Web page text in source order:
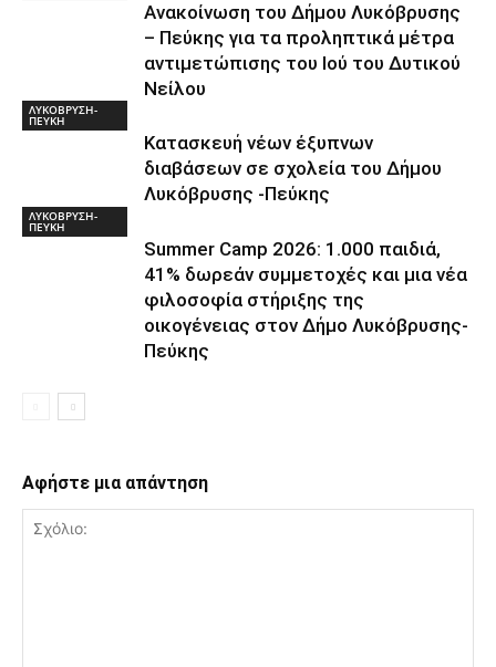
Ανακοίνωση του Δήμου Λυκόβρυσης
– Πεύκης για τα προληπτικά μέτρα
αντιμετώπισης του Ιού του Δυτικού
Νείλου
ΛΥΚΟΒΡΥΣΗ-
ΠΕΥΚΗ
Κατασκευή νέων έξυπνων
διαβάσεων σε σχολεία του Δήμου
Λυκόβρυσης -Πεύκης
ΛΥΚΟΒΡΥΣΗ-
ΠΕΥΚΗ
Summer Camp 2026: 1.000 παιδιά,
41% δωρεάν συμμετοχές και μια νέα
φιλοσοφία στήριξης της
οικογένειας στον Δήμο Λυκόβρυσης-
Πεύκης
Αφήστε μια απάντηση